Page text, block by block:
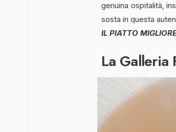
genuina ospitalità,
sosta in questa
IL PIATTO
La Galleria